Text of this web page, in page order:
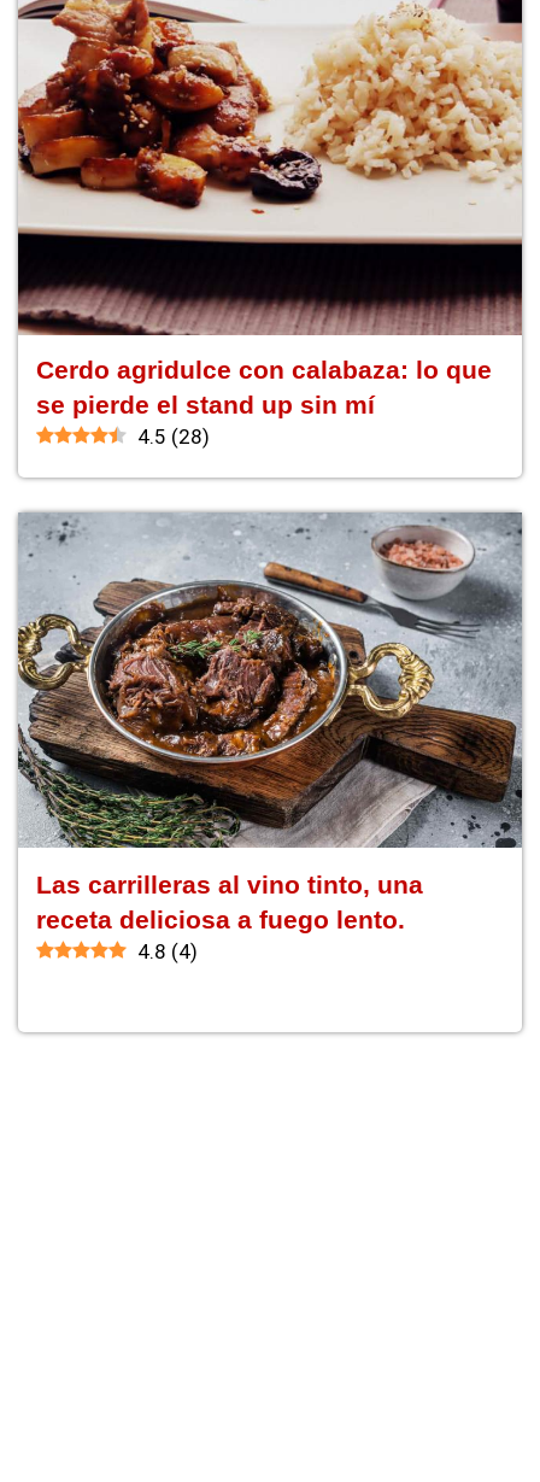
Cerdo agridulce con calabaza: lo que
se pierde el stand up sin mí
4.5 (28)
Las carrilleras al vino tinto, una
receta deliciosa a fuego lento.
4.8 (4)